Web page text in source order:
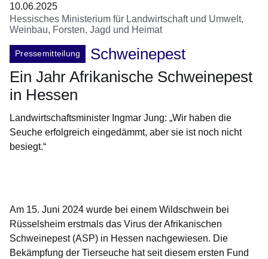
10.06.2025
Hessisches Ministerium für Landwirtschaft und Umwelt,
Weinbau, Forsten, Jagd und Heimat
Pressemitteilung
Schweinepest
Ein Jahr Afrikanische Schweinepest
in Hessen
Landwirtschaftsminister Ingmar Jung: „Wir haben die
Seuche erfolgreich eingedämmt, aber sie ist noch nicht
besiegt.“
Am 15. Juni 2024 wurde bei einem Wildschwein bei
Rüsselsheim erstmals das Virus der Afrikanischen
Schweinepest (ASP) in Hessen nachgewiesen. Die
Bekämpfung der Tierseuche hat seit diesem ersten Fund